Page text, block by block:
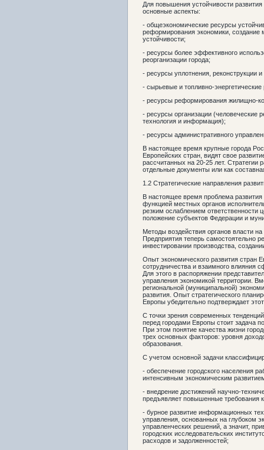
Для повышения устойчивости
основные аспекты:
- общеэкономические ресурсы
реформирования экономики, создание
устойчивости;
- ресурсы более эффективного
реорганизации города;
- ресурсы уплотнения, реконструкции
- сырьевые и топливно-
- ресурсы реформирования жилищно-
- ресурсы организации (человеческие
технология и информация);
- ресурсы административного
В настоящее время крупные города
Европейских стран, видят свое
рассчитанных на 20-25 лет. Стратегии
отдельные документы или как
1.2 Стратегические направления
В настоящее время проблема
функцией местных органов
резким ослаблением ответственности
положение субъектов Федерации и
Методы воздействия органов власти
Предприятия теперь самостоятельно
инвестировании производства,
Опыт экономического развития стран
сотрудничества и взаимного влияния
Для этого в распоряжении
управления экономикой территории.
региональной (муниципальной)
развития. Опыт стратегического
Европы убедительно подтверждает
С точки зрения современных
перед городами Европы стоит задача
При этом понятие качества жизни
трех основных факторов: уровня
образования.
С учетом основной задачи
- обеспечение городского населения
интенсивным экономическим
- внедрение достижений научно-
предъявляет повышенные требования
- бурное развитие информационных
управления, основанных на глубоком
управленческих решений, а значит,
городских исследовательских
расходов и задолженностей;